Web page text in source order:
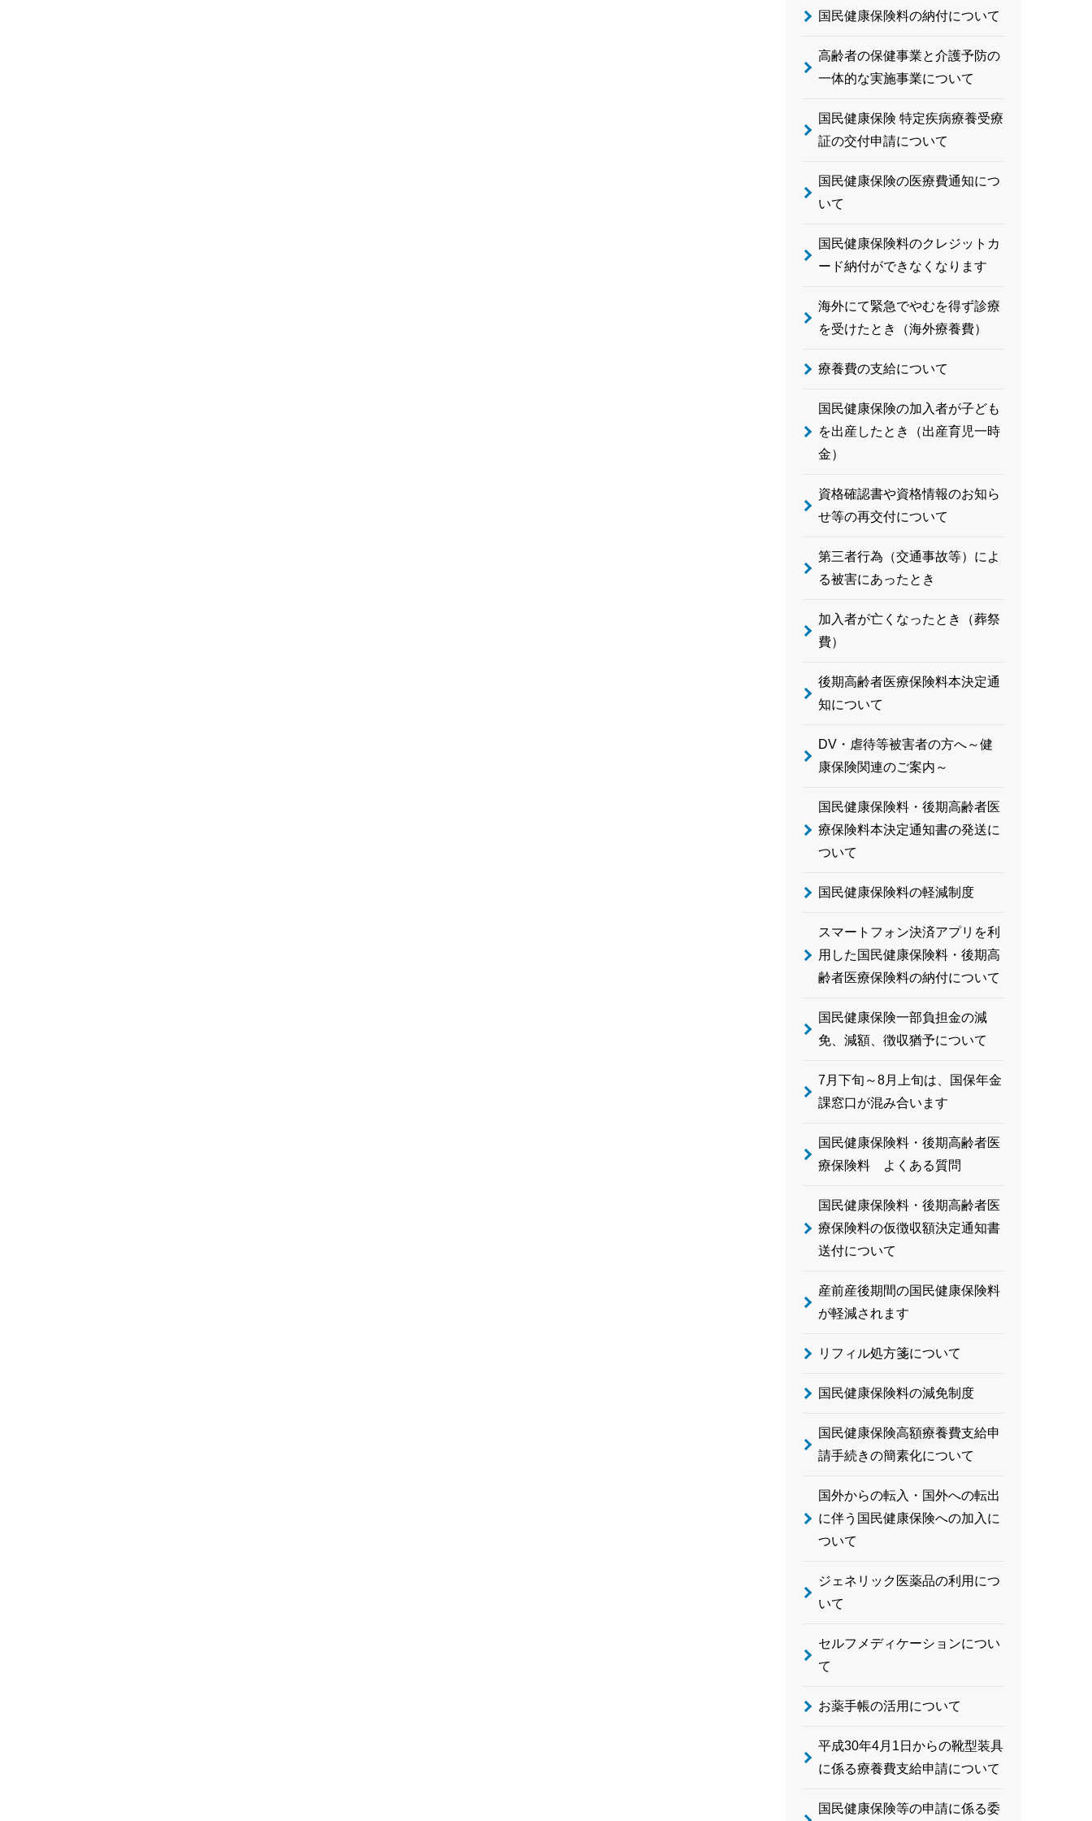
国民健康保険料の納付について
高齢者の保健事業と介護予防の
一体的な実施事業について
国民健康保険 特定疾病療養受療
証の交付申請について
国民健康保険の医療費通知につ
いて
国民健康保険料のクレジットカ
ード納付ができなくなります
海外にて緊急でやむを得ず診療
を受けたとき（海外療養費）
療養費の支給について
国民健康保険の加入者が子ども
を出産したとき（出産育児一時
金）
資格確認書や資格情報のお知ら
せ等の再交付について
第三者行為（交通事故等）によ
る被害にあったとき
加入者が亡くなったとき（葬祭
費）
後期高齢者医療保険料本決定通
知について
DV・虐待等被害者の方へ～健
康保険関連のご案内～
国民健康保険料・後期高齢者医
療保険料本決定通知書の発送に
ついて
国民健康保険料の軽減制度
スマートフォン決済アプリを利
用した国民健康保険料・後期高
齢者医療保険料の納付について
国民健康保険一部負担金の減
免、減額、徴収猶予について
7月下旬～8月上旬は、国保年金
課窓口が混み合います
国民健康保険料・後期高齢者医
療保険料 よくある質問
国民健康保険料・後期高齢者医
療保険料の仮徴収額決定通知書
送付について
産前産後期間の国民健康保険料
が軽減されます
リフィル処方箋について
国民健康保険料の減免制度
国民健康保険高額療養費支給申
請手続きの簡素化について
国外からの転入・国外への転出
に伴う国民健康保険への加入に
ついて
ジェネリック医薬品の利用につ
いて
セルフメディケーションについ
て
お薬手帳の活用について
平成30年4月1日からの靴型装具
に係る療養費支給申請について
国民健康保険等の申請に係る委